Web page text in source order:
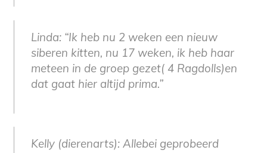
Linda: “Ik heb nu 2 weken een nieuw
siberen kitten, nu 17 weken, ik heb haar
meteen in de groep gezet( 4 Ragdolls)en
dat gaat hier altijd prima.”
Kelly (dierenarts): Allebei geprobeerd